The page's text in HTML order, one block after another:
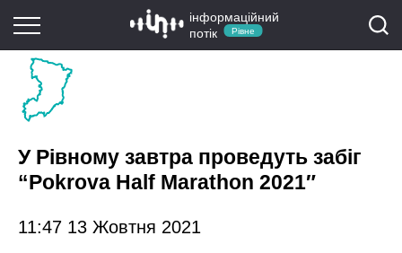
інформаційний
потік
Рівне
У Рівному завтра проведуть забіг
“Pokrova Half Marathon 2021″
11:47 13 Жовтня 2021